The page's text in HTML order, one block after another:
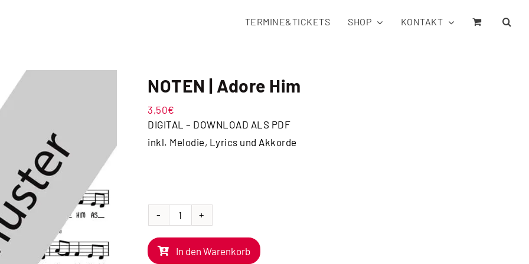
TERMINE&TICKETS SHOP KONTAKT
NOTEN | Adore Him
3,50€
DIGITAL – DOWNLOAD ALS PDF
inkl. Melodie, Lyrics und Akkorde
NOTEN
|
Adore
In den Warenkorb